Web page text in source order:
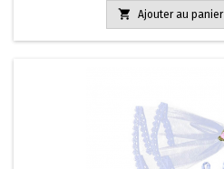
 Ajouter au panier